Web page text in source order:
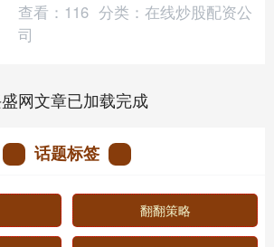
查看： 116 分类： 在线炒股配资公
司
网文章已加载完成
话题标签
翻翻策略